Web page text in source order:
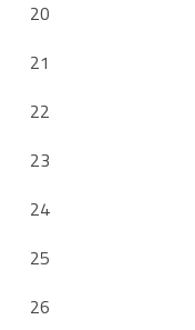
20
21
22
23
24
25
26